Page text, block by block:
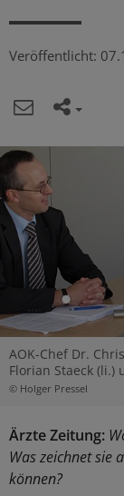
Veröffentlicht:
AOK-Chef Dr.
Florian Staeck (li.)
© Holger Pressel
Ärzte Zeitung:
Was zeichnet sie
können?